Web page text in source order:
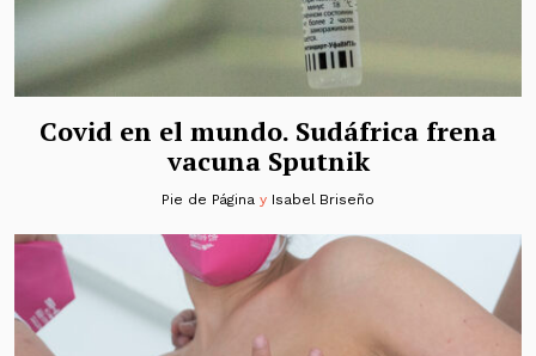
Covid en el mundo. Sudáfrica frena
vacuna Sputnik
Pie de Página y Isabel Briseño